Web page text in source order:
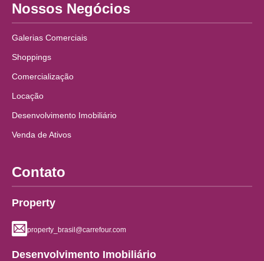
Nossos Negócios
Galerias Comerciais
Shoppings
Comercialização
Locação
Desenvolvimento Imobiliário
Venda de Ativos
Contato
Property
property_brasil@carrefour.com
Desenvolvimento Imobiliário